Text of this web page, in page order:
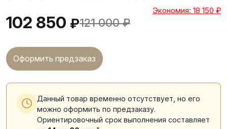
102 850 ₽121 000 ₽
Экономия: 18 150 ₽
Оформить предзаказ
Данный товар временно отсутствует, но его
можно оформить по предзаказу.
Ориентировочный срок выполнения составляет